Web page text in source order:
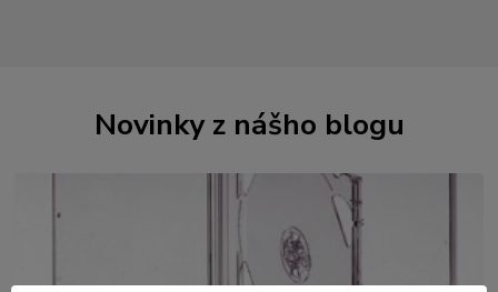
Novinky z nášho blogu